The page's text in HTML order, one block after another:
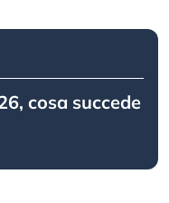
cosa succede